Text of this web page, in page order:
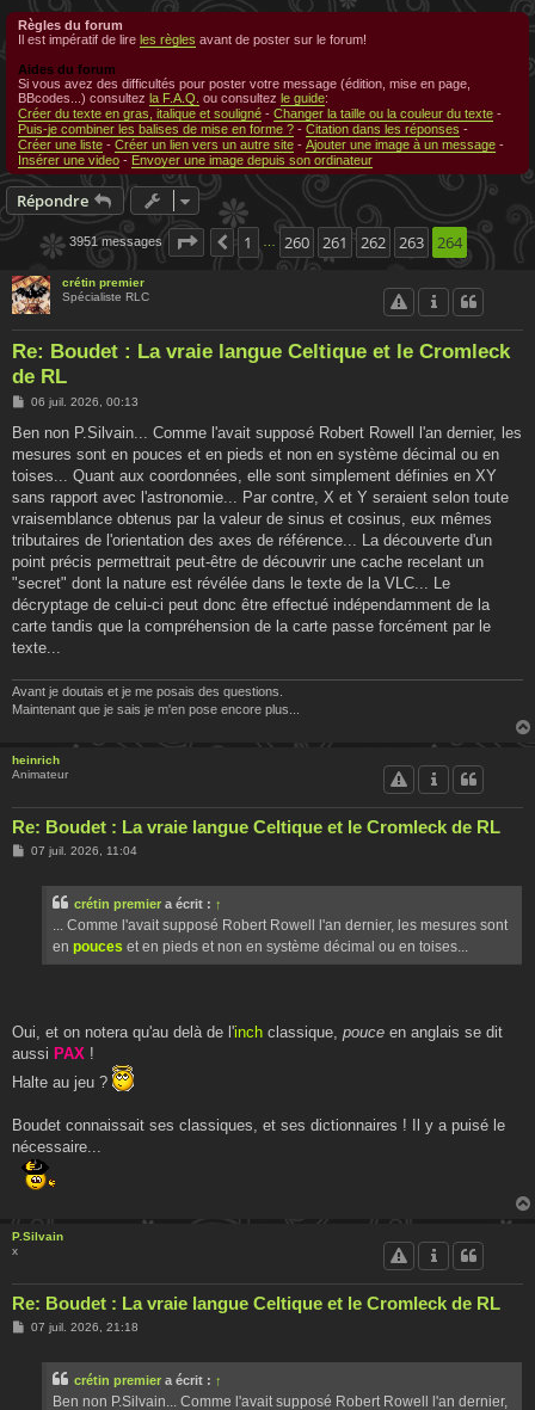
Règles du forum
Il est impératif de lire les règles avant de poster sur le forum!
Aides du forum
Si vous avez des difficultés pour poster votre message (édition, mise en page,
BBcodes...) consultez la F.A.Q. ou consultez le guide:
Créer du texte en gras, italique et souligné - Changer la taille ou la couleur du texte -
Puis-je combiner les balises de mise en forme ? - Citation dans les réponses -
Créer une liste - Créer un lien vers un autre site - Ajouter une image à un message -
Insérer une video - Envoyer une image depuis son ordinateur
Répondre
3951 messages Page 264 sur264
Précédente
1 260 261 262 263 264
crétin premier
Spécialiste RLC
Re: Boudet : La vraie langue Celtique et le Cromleck
de RL
M
s
a
g
06 juil. 2026, 00:13
Ben non P.Silvain... Comme l'avait supposé Robert Rowell l'an dernier, les
mesures sont en pouces et en pieds et non en système décimal ou en
toises... Quant aux coordonnées, elle sont simplement définies en XY
sans rapport avec l'astronomie... Par contre, X et Y seraient selon toute
vraisemblance obtenus par la valeur de sinus et cosinus, eux mêmes
tributaires de l'orientation des axes de référence... La découverte d'un
point précis permettrait peut-être de découvrir une cache recelant un
"secret" dont la nature est révélée dans le texte de la VLC... Le
décryptage de celui-ci peut donc être effectué indépendamment de la
carte tandis que la compréhension de la carte passe forcément par le
texte...
Avant je doutais et je me posais des questions.
Maintenant que je sais je m'en pose encore plus...
heinrich
Animateur
Re: Boudet : La vraie langue Celtique et le Cromleck de RL
M07 juil. 2026, 11:04
crétin premier a écrit : ↑
... Comme l'avait supposé Robert Rowell l'an dernier, les mesures sont
en pouces et en pieds et non en système décimal ou en toises...
Oui, et on notera qu'au delà de l'inch classique, pouce en anglais se dit
aussi PAX !
Halte au jeu ?
Boudet connaissait ses classiques, et ses dictionnaires ! Il y a puisé le
nécessaire...
P.Silvain
x
Re: Boudet : La vraie langue Celtique et le Cromleck de RL
M07 juil. 2026, 21:18
crétin premier a écrit : ↑
Ben non P.Silvain... Comme l'avait supposé Robert Rowell l'an dernier,